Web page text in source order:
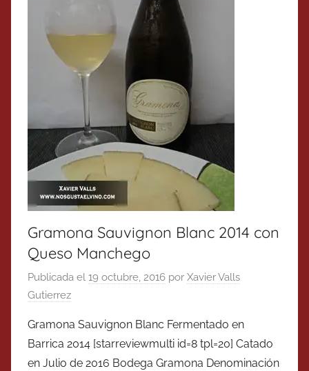
Gramona Sauvignon Blanc 2014 con
Queso Manchego
Publicada el 19 octubre, 2016 por Xavier Valls
Gutierrez
Gramona Sauvignon Blanc Fermentado en
Barrica 2014 [starreviewmulti id=8 tpl=20] Catado
en Julio de 2016 Bodega Gramona Denominación